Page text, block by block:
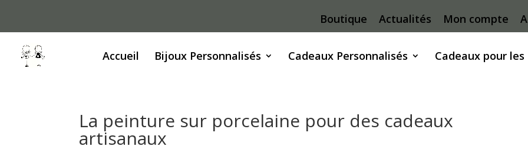
Boutique Actualités Mon compte
Accueil Bijoux Personnalisés Cadeaux Personnalisés Cadeaux pour les
La peinture sur porcelaine pour des cadeaux
artisanaux